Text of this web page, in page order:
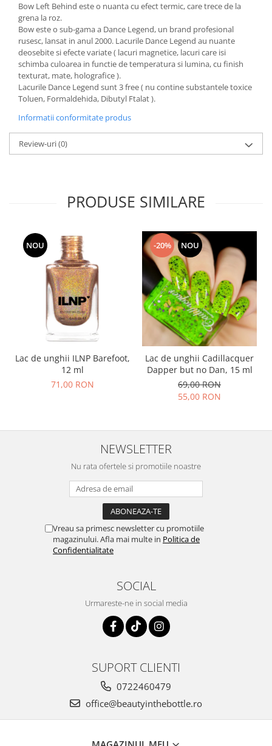
Bow Left Behind este o nuanta cu efect termic, care trece de la
grena la roz.
Bow este o sub-gama a Dance Legend, un brand profesional
rusesc, lansat in anul 2000. Lacurile Dance Legend au nuante
deosebite si efecte variate ( lacuri magnetice, lacuri care isi
schimba culoarea in functie de temperatura si lumina, cu finish
texturat, mate, holografice ).
Lacurile Dance Legend sunt 3 free ( nu contine substantele toxice
Toluen, Formaldehida, Dibutyl Ftalat ).
Informatii conformitate produs
Review-uri(0)
PRODUSE SIMILARE
NOU
Lac de unghii ILNP Barefoot,
12 ml
71,00 RON
-20% NOU
Lac de unghii Cadillacquer
Dapper but no Dan, 15 ml
69,00 RON
55,00 RON
NEWSLETTER
Nu rata ofertele si promotiile noastre
Vreau sa primesc newsletter cu promotiile
magazinului. Afla mai multe in Politica de
Confidentialitate
SOCIAL
Urmareste-ne in social media
SUPORT CLIENTI
0722460479
office@beautyinthebottle.ro